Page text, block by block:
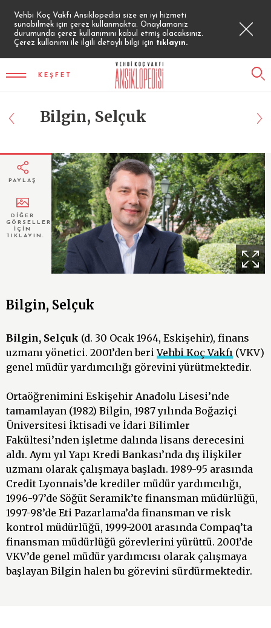
Vehbi Koç Vakfı Ansiklopedisi size en iyi hizmeti
sunabilmek için çerez kullanmakta. Onaylamanız
durumunda çerez kullanımını kabul etmiş olacaksınız.
Çerez kullanımı ile ilgili detaylı bilgi için tıklayın.
KEŞFET
Bilgin, Selçuk
PAYLAŞ
DİĞER
GÖRSELLER
İÇİN
TIKLAYIN.
Bilgin, Selçuk
Bilgin, Selçuk (d. 30 Ocak 1964, Eskişehir), finans
uzmanı yönetici. 2001’den beriVehbi Koç Vakfı (VKV)
genel müdür yardımcılığı görevini yürütmektedir.
Ortaöğrenimini Eskişehir Anadolu Lisesi’nde
tamamlayan (1982) Bilgin, 1987 yılında Boğaziçi
Üniversitesi İktisadi ve İdari Bilimler
Fakültesi’nden işletme dalında lisans derecesini
aldı. Aynı yıl Yapı Kredi Bankası’nda dış ilişkiler
uzmanı olarak çalışmaya başladı. 1989-95 arasında
Credit Lyonnais’de krediler müdür yardımcılığı,
1996-97’de Söğüt Seramik’te finansman müdürlüğü,
1997-98’de Eti Pazarlama’da finansman ve risk
kontrol müdürlüğü, 1999-2001 arasında Compaq’ta
finansman müdürlüğü görevlerini yürüttü. 2001’de
VKV’de genel müdür yardımcısı olarak çalışmaya
başlayan Bilgin halen bu görevini sürdürmektedir.